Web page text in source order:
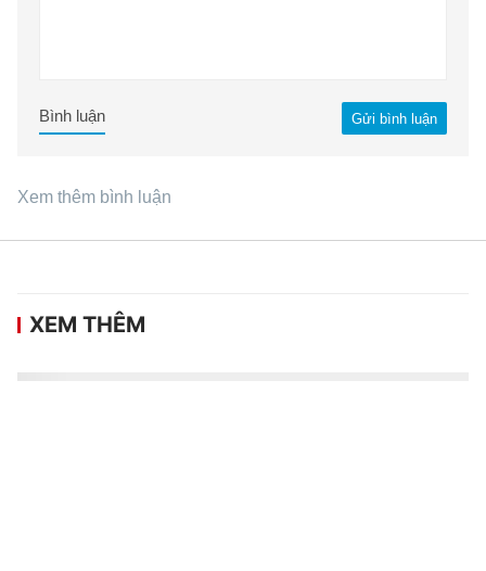
Gửi bình luận
Bình luận
Xem thêm bình luận
XEM THÊM